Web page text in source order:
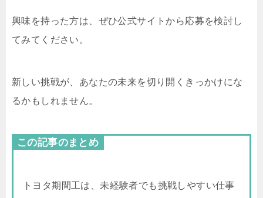
興味を持った方は、ぜひ公式サイトから応募を検討し
てみてください。
新しい挑戦が、あなたの未来を切り開くきっかけにな
るかもしれません。
この記事のまとめ
トヨタ期間工は、未経験者でも挑戦しやすい仕事